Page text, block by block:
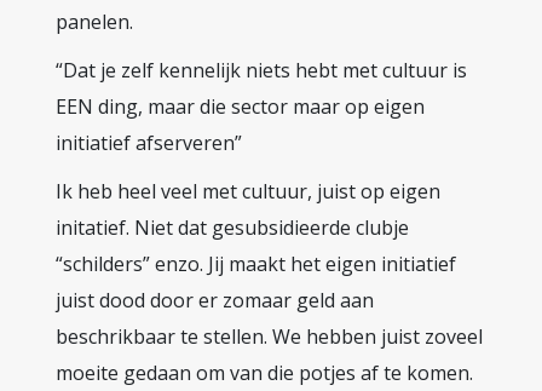
panelen.
“Dat je zelf kennelijk niets hebt met cultuur is
EEN ding, maar die sector maar op eigen
initiatief afserveren”
Ik heb heel veel met cultuur, juist op eigen
initatief. Niet dat gesubsidieerde clubje
“schilders” enzo. Jij maakt het eigen initiatief
juist dood door er zomaar geld aan
beschrikbaar te stellen. We hebben juist zoveel
moeite gedaan om van die potjes af te komen.